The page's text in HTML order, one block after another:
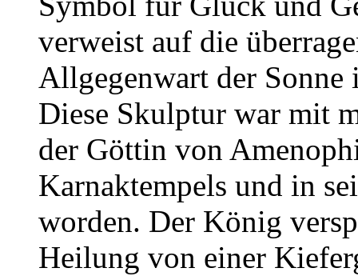
verweist auf die
Allgegenwart der
Diese Skulptur war mit
der Göttin von
Karnaktempels und in
worden. Der König
Heilung von einer